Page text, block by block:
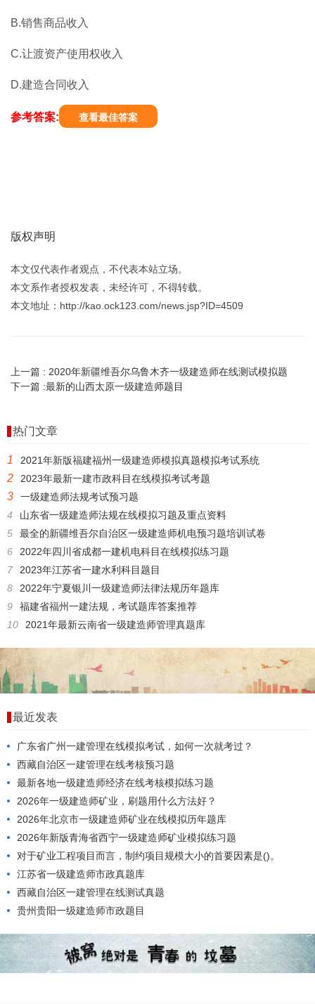
B.销售商品收入
C.让渡资产使用权收入
D.建造合同收入
参考答案: 查看最佳答案
版权声明
本文仅代表作者观点，不代表本站立场。
本文系作者授权发表，未经许可，不得转载。
本文地址：http://kao.ock123.com/news.jsp?ID=4509
上一篇 : 2020年新疆维吾尔乌鲁木齐一级建造师在线测试模拟题
下一篇 :最新的山西太原一级建造师题目
热门文章
1 2021年新版福建福州一级建造师模拟真题模拟考试系统
2 2023年最新一建市政科目在线模拟考试考题
3
一级建造师法规考试预习题
4
山东省一级建造师法规在线模拟习题及重点资料
5
最全的新疆维吾尔自治区一级建造师机电预习题培训试卷
6
2022年四川省成都一建机电科目在线模拟练习题
7
2023年江苏省一建水利科目题目
8
2022年宁夏银川一级建造师法律法规历年题库
9
福建省福州一建法规，考试题库答案推荐
10
2021年最新云南省一级建造师管理真题库
最近发表
广东省广州一建管理在线模拟考试，如何一次就考过？
西藏自治区一建管理在线考核预习题
最新各地一级建造师经济在线考核模拟练习题
2026年一级建造师矿业，刷题用什么方法好？
2026年北京市一级建造师矿业在线模拟历年题库
2026年新版青海省西宁一级建造师矿业模拟练习题
对于矿业工程项目而言，制约项目规模大小的首要因素是()。
江苏省一级建造师市政真题库
西藏自治区一建管理在线测试真题
贵州贵阳一级建造师市政题目